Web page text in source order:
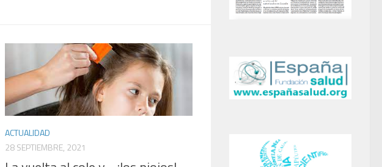
ACTUALIDAD
28 SEPTIEMBRE, 2021